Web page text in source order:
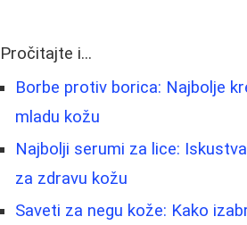
Pročitajte i...
Borbe protiv borica: Najbolje
mladu kožu
Najbolji serumi za lice:
za zdravu kožu
Saveti za negu kože: Kako